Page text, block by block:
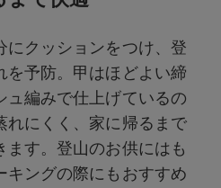
にクッションをつけ、登
を予防。甲はほどよい締
ュ編みで仕上げているの
れにくく、家に帰るまで
す。登山のお供にはも
キングの際にもおすすめ